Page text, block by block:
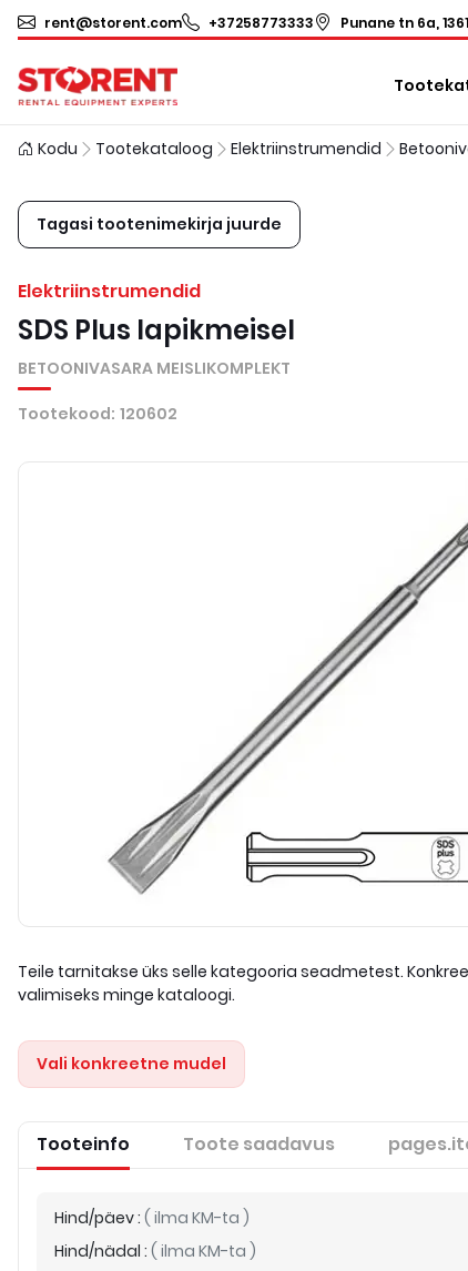
rent@storent.com +37258773333 Punane tn 6a,
Kodu Tootekataloog Elektriinstrumendid
Tagasi tootenimekirja juurde
Elektriinstrumendid
SDS Plus lapikmeisel
BETOONIVASARA MEISLIKOMPLEKT
Tootekood: 120602
Teile tarnitakse üks selle kategooria seadmetest.
valimiseks minge kataloogi.
Vali konkreetne mudel
Tooteinfo Toote saadavus
Hind/päev: ( ilma KM-ta )
Hind/nädal : ( ilma KM-ta )